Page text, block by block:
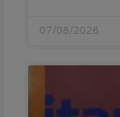
07/08/2026